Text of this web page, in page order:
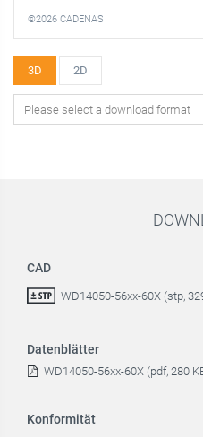
©2026 CADENAS
3D 2D
CAD
WD14050-56xx-60X (stp,
Datenblätter
WD14050-56xx-60X (pdf, 280
Konformität